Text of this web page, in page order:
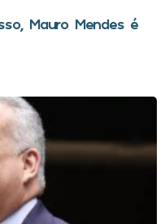
Mauro Mendes é